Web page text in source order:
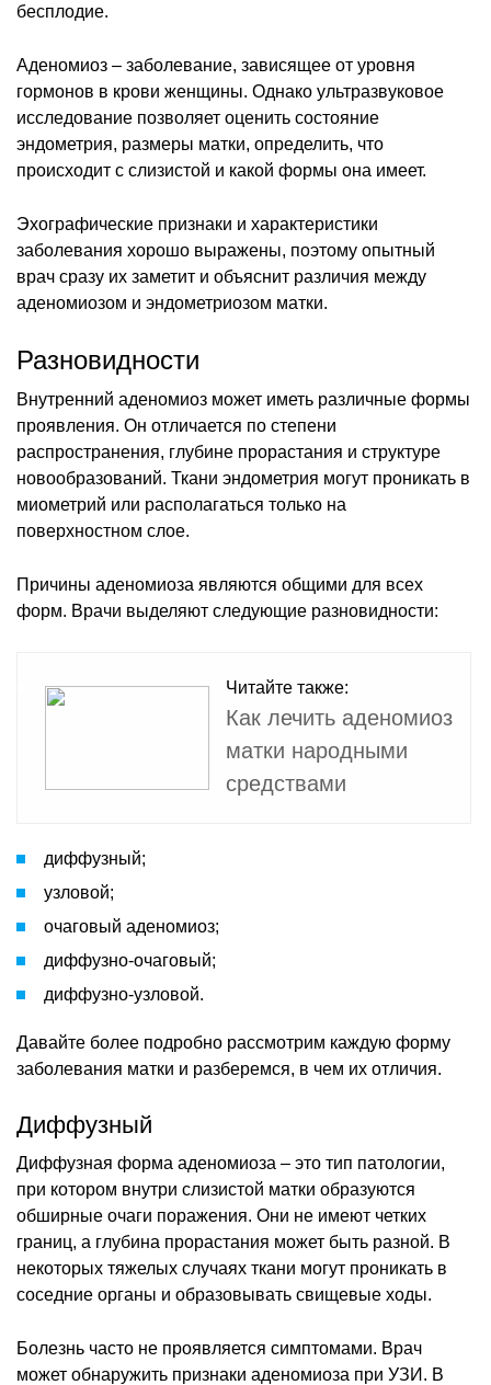
бесплодие.
Аденомиоз – заболевание, зависящее от уровня
гормонов в крови женщины. Однако ультразвуковое
исследование позволяет оценить состояние
эндометрия, размеры матки, определить, что
происходит с слизистой и какой формы она имеет.
Эхографические признаки и характеристики
заболевания хорошо выражены, поэтому опытный
врач сразу их заметит и объяснит различия между
аденомиозом и эндометриозом матки.
Разновидности
Внутренний аденомиоз может иметь различные формы
проявления. Он отличается по степени
распространения, глубине прорастания и структуре
новообразований. Ткани эндометрия могут проникать в
миометрий или располагаться только на
поверхностном слое.
Причины аденомиоза являются общими для всех
форм. Врачи выделяют следующие разновидности:
Читайте также:
Как лечить аденомиоз
матки народными
средствами
диффузный;
узловой;
очаговый аденомиоз;
диффузно-очаговый;
диффузно-узловой.
Давайте более подробно рассмотрим каждую форму
заболевания матки и разберемся, в чем их отличия.
Диффузный
Диффузная форма аденомиоза – это тип патологии,
при котором внутри слизистой матки образуются
обширные очаги поражения. Они не имеют четких
границ, а глубина прорастания может быть разной. В
некоторых тяжелых случаях ткани могут проникать в
соседние органы и образовывать свищевые ходы.
Болезнь часто не проявляется симптомами. Врач
может обнаружить признаки аденомиоза при УЗИ. В